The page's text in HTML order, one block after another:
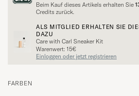
Beim Kauf dieses Artikels erhalten Sie
Credits zurück.
ALS MITGLIED ERHALTEN SIE
DAZU
Care with Carl Sneaker Kit
Warenwert: 15€
Einloggen oder jetzt registrieren
FARBEN